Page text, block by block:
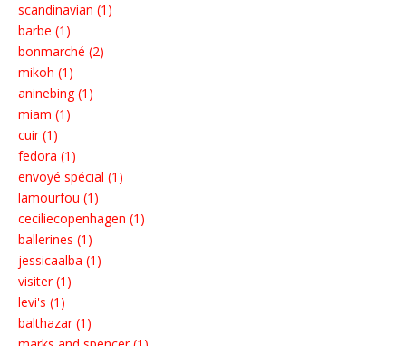
scandinavian (1)
barbe (1)
bonmarché (2)
mikoh (1)
aninebing (1)
miam (1)
cuir (1)
fedora (1)
envoyé spécial (1)
lamourfou (1)
ceciliecopenhagen (1)
ballerines (1)
jessicaalba (1)
visiter (1)
levi's (1)
balthazar (1)